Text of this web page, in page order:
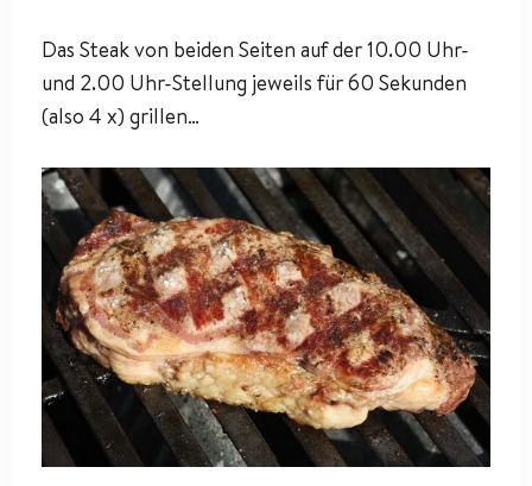
Das Steak von beiden Seiten auf der 10.00 Uhr-
und 2.00 Uhr-Stellung jeweils für 60 Sekunden
(also 4 x) grillen…